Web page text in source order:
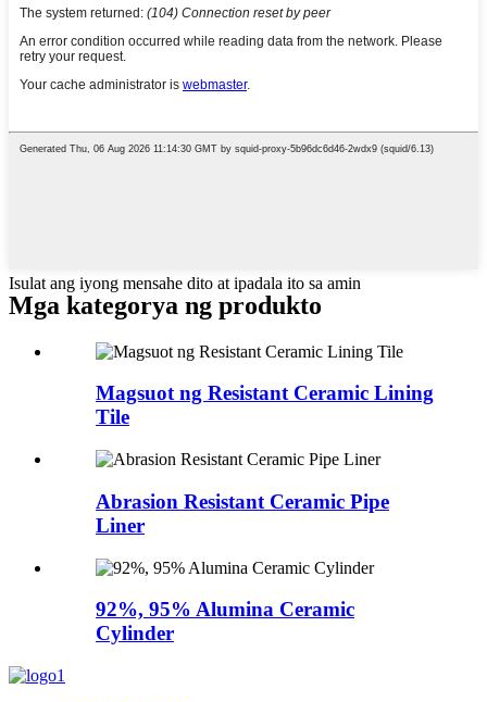
Isulat ang iyong mensahe dito at ipadala ito sa amin
Mga kategorya ng produkto
Magsuot ng Resistant Ceramic Lining
Tile
Abrasion Resistant Ceramic Pipe
Liner
92%, 95% Alumina Ceramic
Cylinder